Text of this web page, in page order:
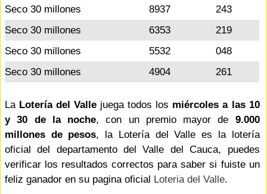
Seco 30 millones
8937
243
Seco 30 millones
6353
219
Seco 30 millones
5532
048
Seco 30 millones
4904 261
La Lotería del Valle juega todos los miércoles a las 10
y 30 de la noche, con un premio mayor de 9.000
millones de pesos, la Lotería del Valle es la lotería
oficial del departamento del Valle del Cauca, puedes
verificar los resultados correctos para saber si fuiste un
feliz ganador en su pagina oficial Loteria del Valle.